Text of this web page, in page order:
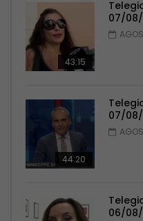
43:15
07/
44:20
07/
06/